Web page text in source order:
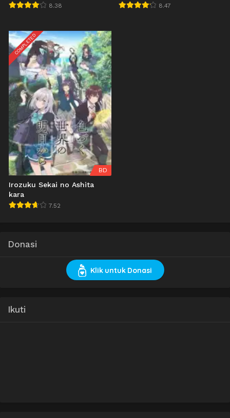
8.38 8.47
COMPLETED
BD
Irozuku Sekai no Ashita
kara
7.52
Donasi
Klik untuk Donasi
Ikuti